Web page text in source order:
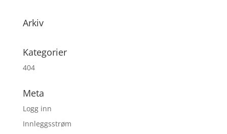
Arkiv
Kategorier
404
Meta
Logg inn
Innleggsstrøm